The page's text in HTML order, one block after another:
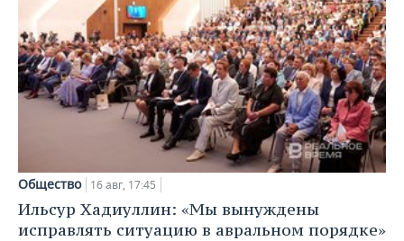
Общество 16 авг, 17:45
Ильсур Хадиуллин: «Мы вынуждены
исправлять ситуацию в авральном порядке»